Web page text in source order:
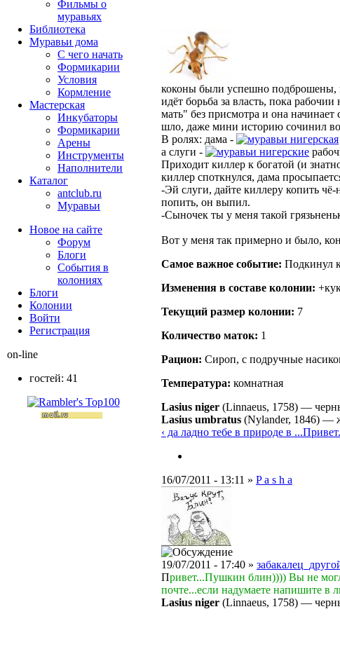
коконы были успешно подброшены,
идёт борьба за власть, пока рабочии
мать" без присмотра и она начинает
шло, даже мини историю сочинил
В ролях: дама -
нигерская
а слуги -
нигерские
Приходит киллер к богатой (и
киллер споткнулся, дама
-Эй слуги, дайте киллеру копить
попить, он выпил.
-Сыночек ты у меня такой
Вот у меня так примерно и было,
Самое важное событие: Подкинул
Изменения в составе кoлонии:
Текущий размер кoлонии: 7
Количество маток: 1
Рацион: Сироп, с подручные
Температура: комнатная
Lasius niger (Linnaeus, 1758) —
Lasius umbratus (Nylander, 1846) —
‹ да ладно тебе в природе в ...
16/07/2011 - 13:11 » P a s h a
19/07/2011 - 17:40 »
Привет...Пушкин блин)))) Вы не
почте...если надумаете напишите в
Lasius niger (Linnaeus, 1758) —
Фильмы о
муравьях
Библиотека
Муравьи дома
С чего начать
Формикарии
Условия
Кормление
Мастерская
Инкубаторы
Формикарии
Арены
Инструменты
Наполнители
Каталог
antclub.ru
Муравьи
Новое на сайте
Форум
Блоги
События в
колониях
Блоги
Колонии
Войти
Peгиcтpaция
on-line
гостей: 41